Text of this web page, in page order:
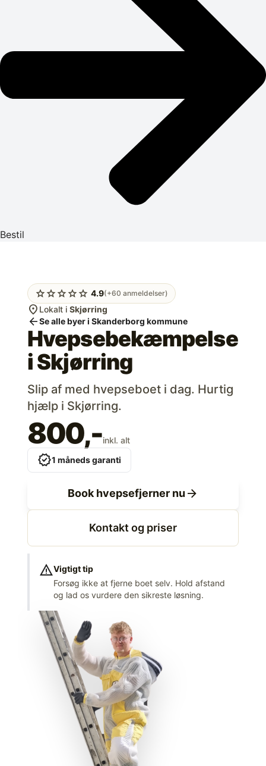
Bestil
starstarstarstarstar 4.9(+60 anmeldelser)
location_on Lokalt i Skjørring
arrow_backSe alle byer i Skanderborg kommune
Hvepsebekæmpelse
iSkjørring
Slip af med hvepseboet i dag. Hurtig
hjælp i Skjørring.
800,-inkl. alt
verified1 måneds garanti
Book hvepsefjerner nu arrow_forward
Kontakt og priser
warningVigtigt tip
Forsøg ikke at fjerne boet selv. Hold afstand
og lad os vurdere den sikreste løsning.